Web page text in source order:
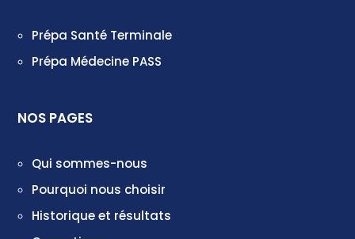
Prépa Santé Terminale
Prépa Médecine PASS
NOS PAGES
Qui sommes-nous
Pourquoi nous choisir
Historique et résultats